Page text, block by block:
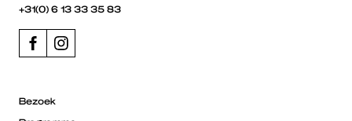
+31(0) 6 13 33 35 83
Bezoek